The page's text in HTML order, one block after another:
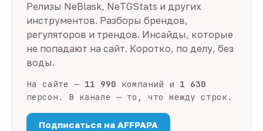
Релизы NeBlask, NeTGStats и других
инструментов. Разборы брендов,
регуляторов и трендов. Инсайды, которые
не попадают на сайт. Коротко, по делу, без
воды.
На сайте — 11 990 компаний и 1 630
персон. В канале — то, что между строк.
Подписаться на AFFPAPA